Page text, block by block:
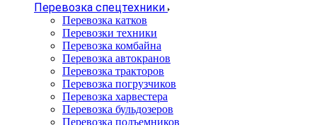
Перевозка спецтехники
Перевозка катков
Перевозки техники
Перевозка комбайна
Перевозка автокранов
Перевозка тракторов
Перевозка погрузчиков
Перевозка харвестера
Перевозка бульдозеров
Перевозка подъемников